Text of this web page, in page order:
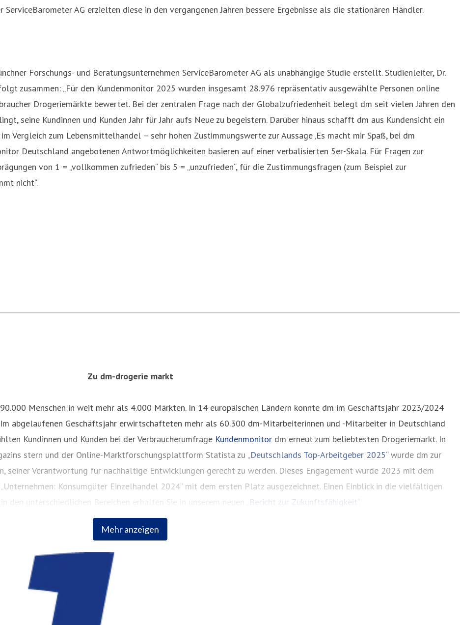
AG erzielten diese in den vergangenen Jahren bessere Ergebnisse als die stationären Händler.
Forschungs- und Beratungsunternehmen ServiceBarometer AG als unabhängige Studie erstellt. Studienleiter, Dr.
zusammen: „Für den Kundenmonitor 2025 wurden insgesamt 28.976 repräsentativ ausgewählte Personen online
Drogeriemärkte bewertet. Bei der zentralen Frage nach der Globalzufriedenheit belegt dm seit vielen Jahren den
seine Kundinnen und Kunden Jahr für Jahr aufs Neue zu begeistern. Darüber hinaus schafft dm aus Kundensicht ein
Vergleich zum Lebensmittelhandel – sehr hohen Zustimmungswerte zur Aussage ‚Es macht mir Spaß, bei dm
Deutschland angebotenen Antwortmöglichkeiten basieren auf einer verbalisierten 5er-Skala. Für Fragen zur
von 1 = „vollkommen zufrieden“ bis 5 = „unzufrieden“, für die Zustimmungsfragen (zum Beispiel zur
nicht“.
Zu dm-drogerie markt
Menschen in weit mehr als 4.000 Märkten. In 14 europäischen Ländern konnte dm im Geschäftsjahr 2023/2024
abgelaufenen Geschäftsjahr erwirtschafteten mehr als 60.300 dm-Mitarbeiterinnen und -Mitarbeiter in Deutschland
Kundinnen und Kunden bei der Verbraucherumfrage Kundenmonitor dm erneut zum beliebtesten Drogeriemarkt. In
stern und der Online-Marktforschungsplattform Statista zu „Deutschlands Top-Arbeitgeber 2025“ wurde dm zur
seiner Verantwortung für nachhaltige Entwicklungen gerecht zu werden. Dieses Engagement wurde 2023 mit dem
Konsumgüter Einzelhandel 2024“ mit dem ersten Platz ausgezeichnet. Einen Einblick in die vielfältigen
den unterschiedlichen Bereichen erhalten Sie in unserem neuen
„Bericht zur Zukunftsfähigkeit“.
Mehr anzeigen